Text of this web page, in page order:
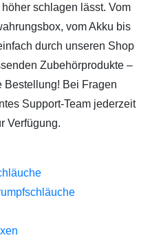
schlagen lässt. Vom
vom Akku bis
durch unseren Shop
Zubehörprodukte –
Bestellung! Bei Fragen
Support-Team jederzeit
Verfügung.